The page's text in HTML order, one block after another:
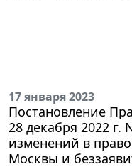
17 января 2023
Постановление
28 декабря 2022
изменений в
Москвы и